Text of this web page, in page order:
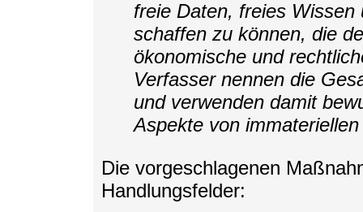
freie Daten, freies
schaffen zu können, die
ökonomische und
Verfasser nennen die
und verwenden damit
Aspekte von
Die vorgeschlagenen
Handlungsfelder: